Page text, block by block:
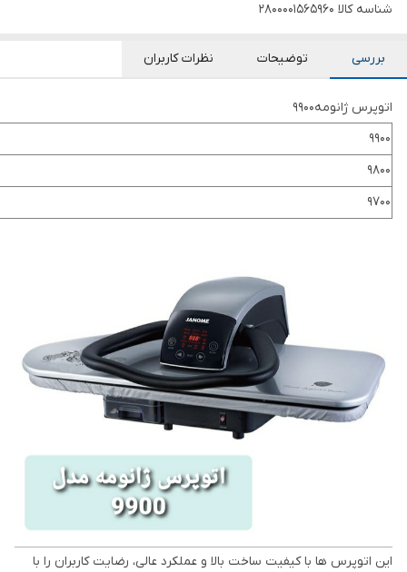
شناسه کالا 2800001565960
بررسی توضیحات نظرات کاربران
اتوپرس ژانومه9900
9900
9800
9700
این اتوپرس ها با کیفیت ساخت بالا و عملکرد عالی، رضایت کاربران را با